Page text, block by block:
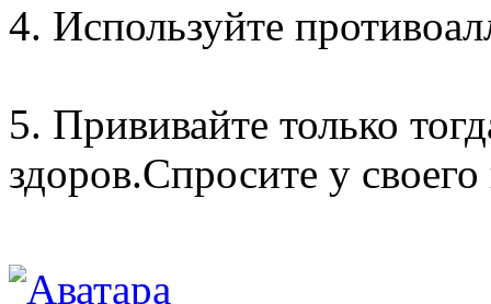
4. Используйте
5. Прививайте только
здоров.Спросите у